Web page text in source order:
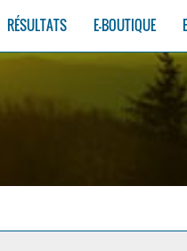
RÉSULTATS E-BOUTIQUE